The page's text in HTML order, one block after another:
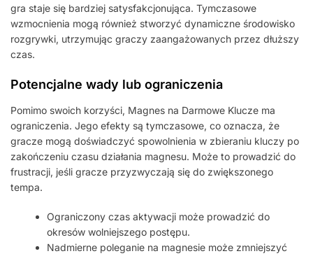
gra staje się bardziej satysfakcjonująca. Tymczasowe
wzmocnienia mogą również stworzyć dynamiczne środowisko
rozgrywki, utrzymując graczy zaangażowanych przez dłuższy
czas.
Potencjalne wady lub ograniczenia
Pomimo swoich korzyści, Magnes na Darmowe Klucze ma
ograniczenia. Jego efekty są tymczasowe, co oznacza, że
gracze mogą doświadczyć spowolnienia w zbieraniu kluczy po
zakończeniu czasu działania magnesu. Może to prowadzić do
frustracji, jeśli gracze przyzwyczają się do zwiększonego
tempa.
Ograniczony czas aktywacji może prowadzić do
okresów wolniejszego postępu.
Nadmierne poleganie na magnesie może zmniejszyć